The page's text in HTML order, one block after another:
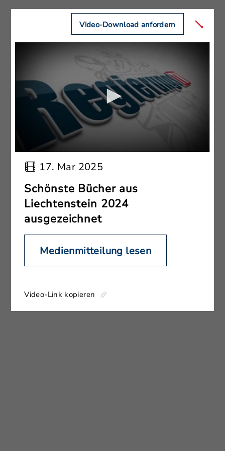
Video-Download anfordern
17. Mar 2025
Schönste Bücher aus
Liechtenstein 2024
ausgezeichnet
Medienmitteilung lesen
Video-Link kopieren